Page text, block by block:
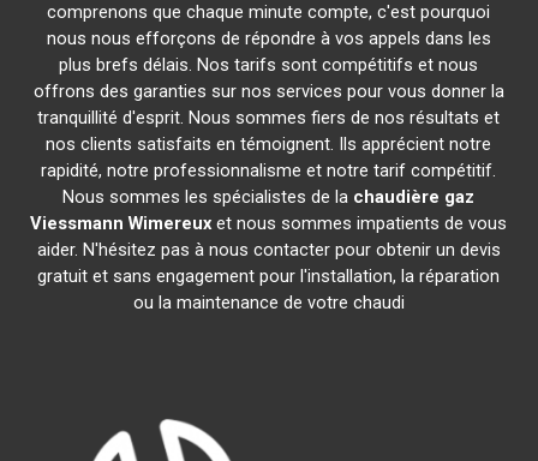
comprenons que chaque minute compte, c'est pourquoi
nous nous efforçons de répondre à vos appels dans les
plus brefs délais. Nos tarifs sont compétitifs et nous
offrons des garanties sur nos services pour vous donner la
tranquillité d'esprit. Nous sommes fiers de nos résultats et
nos clients satisfaits en témoignent. Ils apprécient notre
rapidité, notre professionnalisme et notre tarif compétitif.
Nous sommes les spécialistes de la chaudière gaz
Viessmann Wimereux et nous sommes impatients de vous
aider. N'hésitez pas à nous contacter pour obtenir un devis
gratuit et sans engagement pour l'installation, la réparation
ou la maintenance de votre chaudi